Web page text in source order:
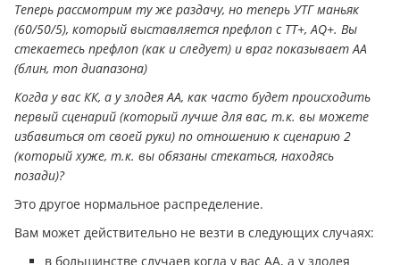
Теперь рассмотрим ту же раздачу, но теперь УТГ маньяк
(60/50/5), который выставляется префлоп с ТТ+, AQ+. Вы
стекаетесь префлоп (как и следует) и враг показывает АА
(блин, топ диапазона)
Когда у вас КК, а у злодея АА, как часто будет происходить
первый сценарий (который лучше для вас, т.к. вы можете
избавиться от своей руки) по отношению к сценарию 2
(который хуже, т.к. вы обязаны стекаться, находясь
позади)?
Это другое нормальное распределение.
Вам может действительно не везти в следующих случаях:
в большинстве случаев когда у вас АА, а у злодея